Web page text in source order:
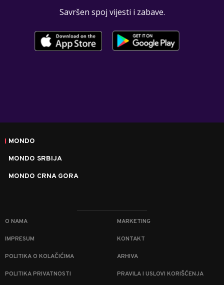
Savršen spoj vijesti i zabave.
MONDO
MONDO SRBIJA
MONDO CRNA GORA
O NAMA MARKETING
IMPRESUM KONTAKT
POLITIKA O KOLAČIĆIMA ARHIVA
POLITIKA PRIVATNOSTI PRAVILA I USLOVI KORIŠĆENJA